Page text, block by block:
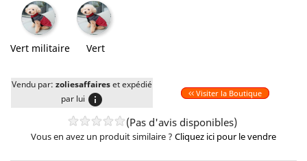
Vert
militaire
Vert militaire
Vert
Vert
Vendu par: zoliesaffaireset expédié
par lui info Visiter la Boutique
(Pas d'avis disponibles)
Vous en avez un produit similaire ? Cliquez ici pour le vendre